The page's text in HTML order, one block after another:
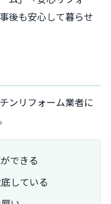
後も安心して暮らせ
ンリフォーム業者に
できる
している